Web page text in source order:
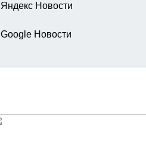
Яндекс Новости
Google Новости